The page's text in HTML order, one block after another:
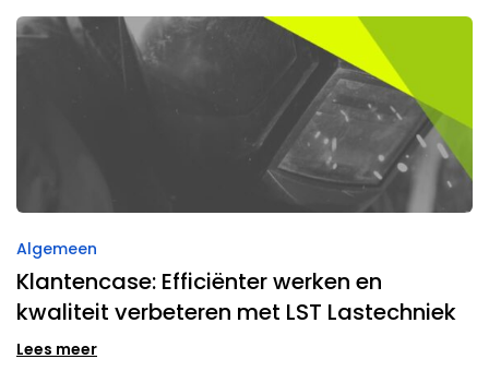
Algemeen
Klantencase: Efficiënter werken en
kwaliteit verbeteren met LST Lastechniek
Lees meer